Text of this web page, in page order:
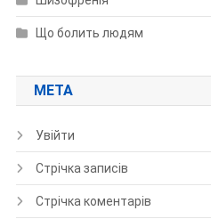
Що болить людям
МЕТА
Увійти
Стрічка записів
Стрічка коментарів